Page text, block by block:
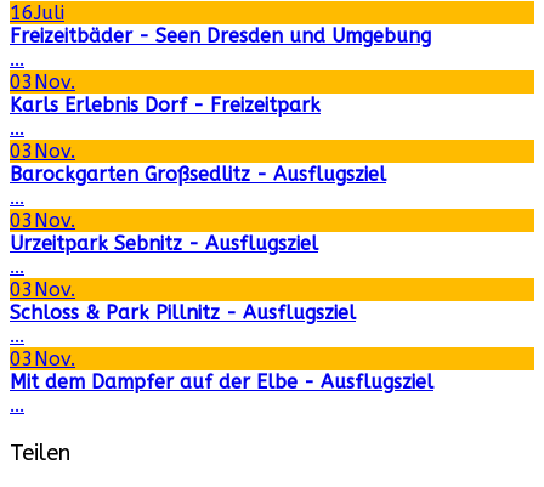
16Juli
Freizeitbäder - Seen Dresden und Umgebung
...
03 Nov.
Karls Erlebnis Dorf - Freizeitpark
...
03 Nov.
Barockgarten Großsedlitz - Ausflugsziel
...
03 Nov.
Urzeitpark Sebnitz - Ausflugsziel
...
03 Nov.
Schloss & Park Pillnitz - Ausflugsziel
...
03 Nov.
Mit dem Dampfer auf der Elbe - Ausflugsziel
...
Teilen